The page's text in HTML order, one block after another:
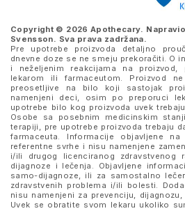
Copyright © 2026 Apothecary.
Svensson . Sva prava zadržana.
Pre upotrebe proizvoda detaljno
dnevne doze se ne smeju prekoračiti. O
i neželjenim reakcijama na
lekarom ili farmaceutom. Proizvod
preosetljive na bilo koji sastojak
namenjeni deci, osim po preporuci
upotrebe bilo kog proizvoda uvek
Osobe sa posebnim medicinskim
terapiji, pre upotrebe proizvoda trebaju
farmaceuta. Informacije objavljene
referentne svrhe i nisu namenjene
i/ili drugog licenciranog zdravstvenog
dijagnoze i lečenja. Objavljene
samo-dijagnoze, ili za samostalno
zdravstvenih problema i/ili bolesti.
nisu namenjeni za prevenciju,
Uvek se obratite svom lekaru ukoliko